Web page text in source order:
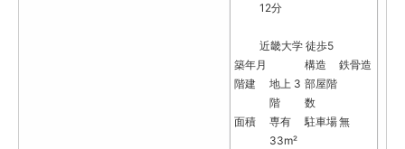
12分
近畿大学 徒歩5
築年月
構造
鉄骨造
階建
地上 3
階
部屋階
数
面積
専有
33m²
駐車場無